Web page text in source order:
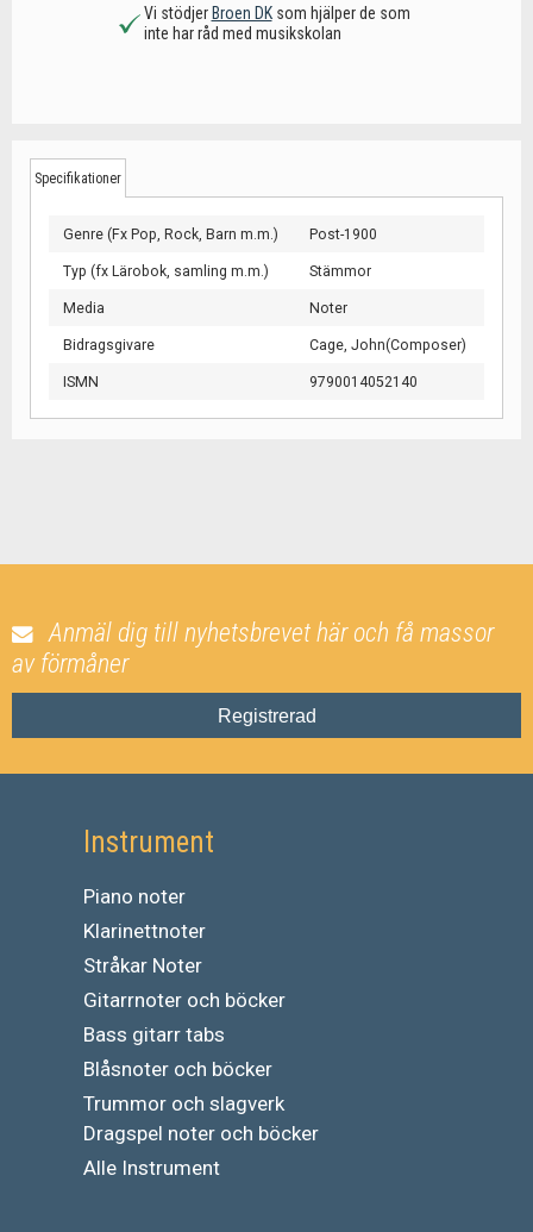
Vi stödjerBroen DKsom hjälper de som
inte har råd med musikskolan
Specifikationer
Genre (Fx Pop, Rock, Barn m.m.) Post-1900
Typ (fx Lärobok, samling m.m.) Stämmor
Media Noter
Bidragsgivare Cage, John(Composer)
ISMN 9790014052140
Anmäl dig till nyhetsbrevet här och få massor
av förmåner
Registrerad
Instrument
Piano noter
Klarinettnoter
Stråkar Noter
Gitarrnoter och böcker
Bass gitarr tabs
Blåsnoter och böcker
Trummor och slagverk
Dragspel noter och böcker
Alle Instrument